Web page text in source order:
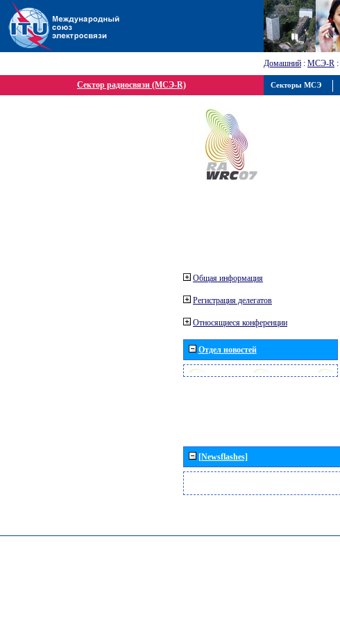
Домашний : МСЭ-R :
Сектор радиосвязи (МСЭ-R)
Общая информация
Регистрация делегатов
Относящиеся конференции
Отдел новостей
[Newsflashes]
Секторы МСЭ